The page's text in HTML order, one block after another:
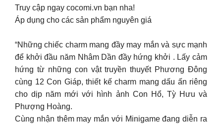
Truy cập ngay cocomi.vn bạn nha!
Áp dụng cho các sản phẩm nguyên giá
“Những chiếc charm mang đầy may mắn và sực mạnh
để khởi đầu năm Nhâm Dần đầy hứng khởi . Lấy cảm
hứng từ những con vật truyền thuyết Phương Đông
cùng 12 Con Giáp, thiết kế charm mang dấu ấn riêng
cho dịp năm mới với hình ảnh Con Hổ, Tỳ Hưu và
Phượng Hoàng.
Cùng nhận thêm may mắn với Minigame đang diễn ra